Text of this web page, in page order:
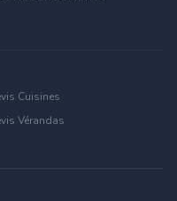
Cuisines
Vérandas